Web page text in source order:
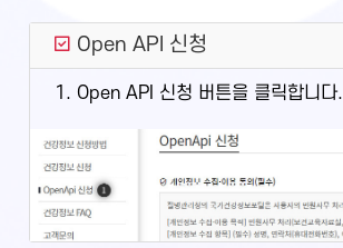
Open API 신청
1. Open API 신청 버튼을 클릭합니다.